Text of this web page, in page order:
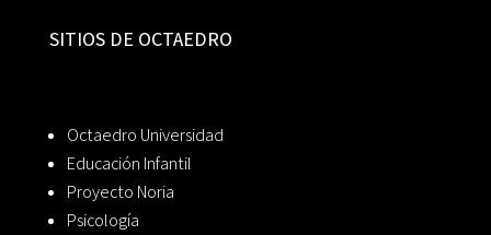
SITIOS DE OCTAEDRO
Octaedro Universidad
Educación Infantil
Proyecto Noria
Psicología